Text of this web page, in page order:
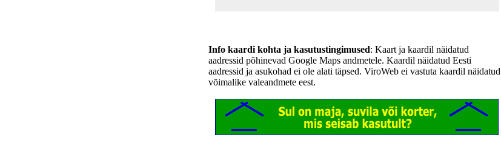
Info kaardi kohta ja kasutustingimused: Kaart ja kaardil näidatud
aadressid põhinevad Google Maps andmetele. Kaardil näidatud Eesti
aadressid ja asukohad ei ole alati täpsed. ViroWeb ei vastuta kaardil näidatud
võimalike valeandmete eest.